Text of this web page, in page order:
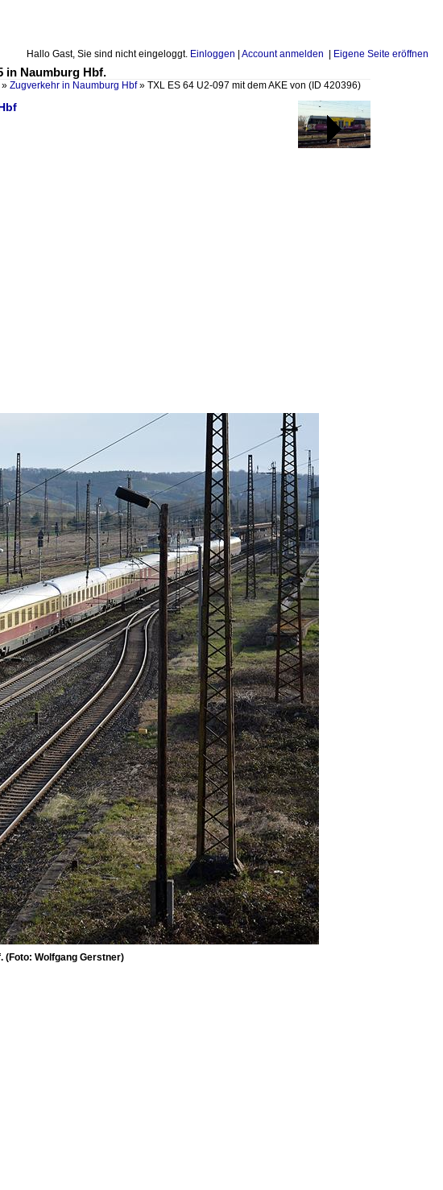
Hallo Gast, Sie sind nicht eingeloggt. Einloggen Account anmelden Eigene Seite eröffnen
in Naumburg Hbf.
» Zugverkehr in Naumburg Hbf» TXL ES 64 U2-097 mit dem AKE von (ID 420396)
(Foto: Wolfgang Gerstner)